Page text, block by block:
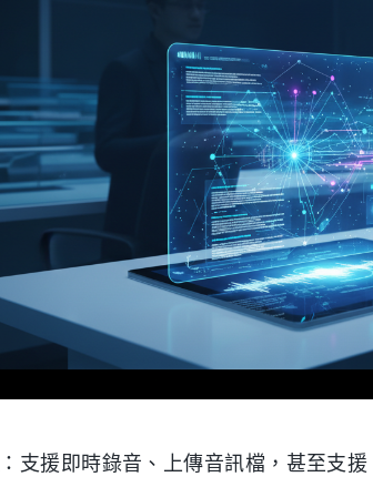
：支援即時錄音、上傳音訊檔，甚至支援